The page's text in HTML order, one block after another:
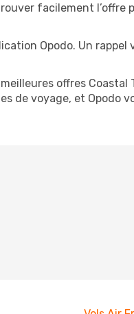
facilement l’offre
Opodo. Un
offres
de voyage, et Opodo